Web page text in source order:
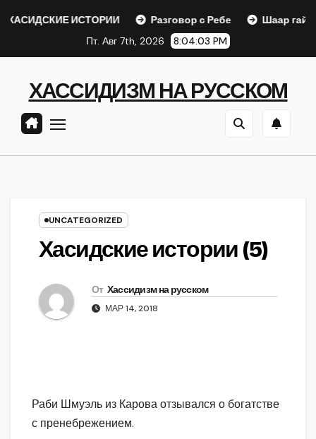
ИСТОРИИ Разговор с Ребе
Шаар гайихуд гл. 1
Пт. Авг 7th, 2026
8:04:04 PM
ХАССИДИЗМ НА РУССКОМ
UNCATEGORIZED
Хасидские истории (5)
От Хассидизм на русском
МАР 14, 2018
Раби Шмуэль из Карова отзывался о богатстве
с пренебрежением.